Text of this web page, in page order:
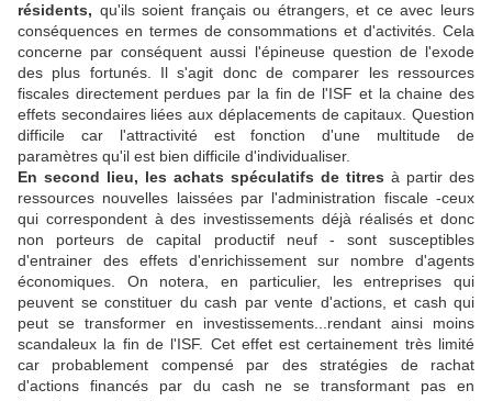
résidents, qu'ils soient français ou étrangers, et ce avec leurs
conséquences en termes de consommations et d'activités. Cela
concerne par conséquent aussi l'épineuse question de l'exode
des plus fortunés. Il s'agit donc de comparer les ressources
fiscales directement perdues par la fin de l'ISF et la chaine des
effets secondaires liées aux déplacements de capitaux. Question
difficile car l'attractivité est fonction d'une multitude de
paramètres qu'il est bien difficile d'individualiser.
En second lieu, les achats spéculatifs de titres à partir des
ressources nouvelles laissées par l'administration fiscale -ceux
qui correspondent à des investissements déjà réalisés et donc
non porteurs de capital productif neuf - sont susceptibles
d'entrainer des effets d'enrichissement sur nombre d'agents
économiques. On notera, en particulier, les entreprises qui
peuvent se constituer du cash par vente d'actions, et cash qui
peut se transformer en investissements...rendant ainsi moins
scandaleux la fin de l'ISF. Cet effet est certainement très limité
car probablement compensé par des stratégies de rachat
d'actions financés par du cash ne se transformant pas en